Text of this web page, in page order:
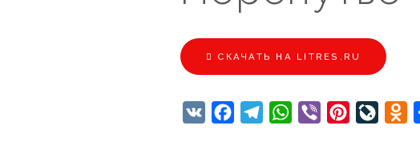
CКАЧАТЬ НА LITRES.RU
VK FacebookTelegramWhatsApp
Viber Pinterest